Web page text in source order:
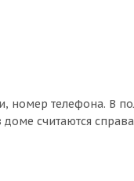
телефона. В
считаются